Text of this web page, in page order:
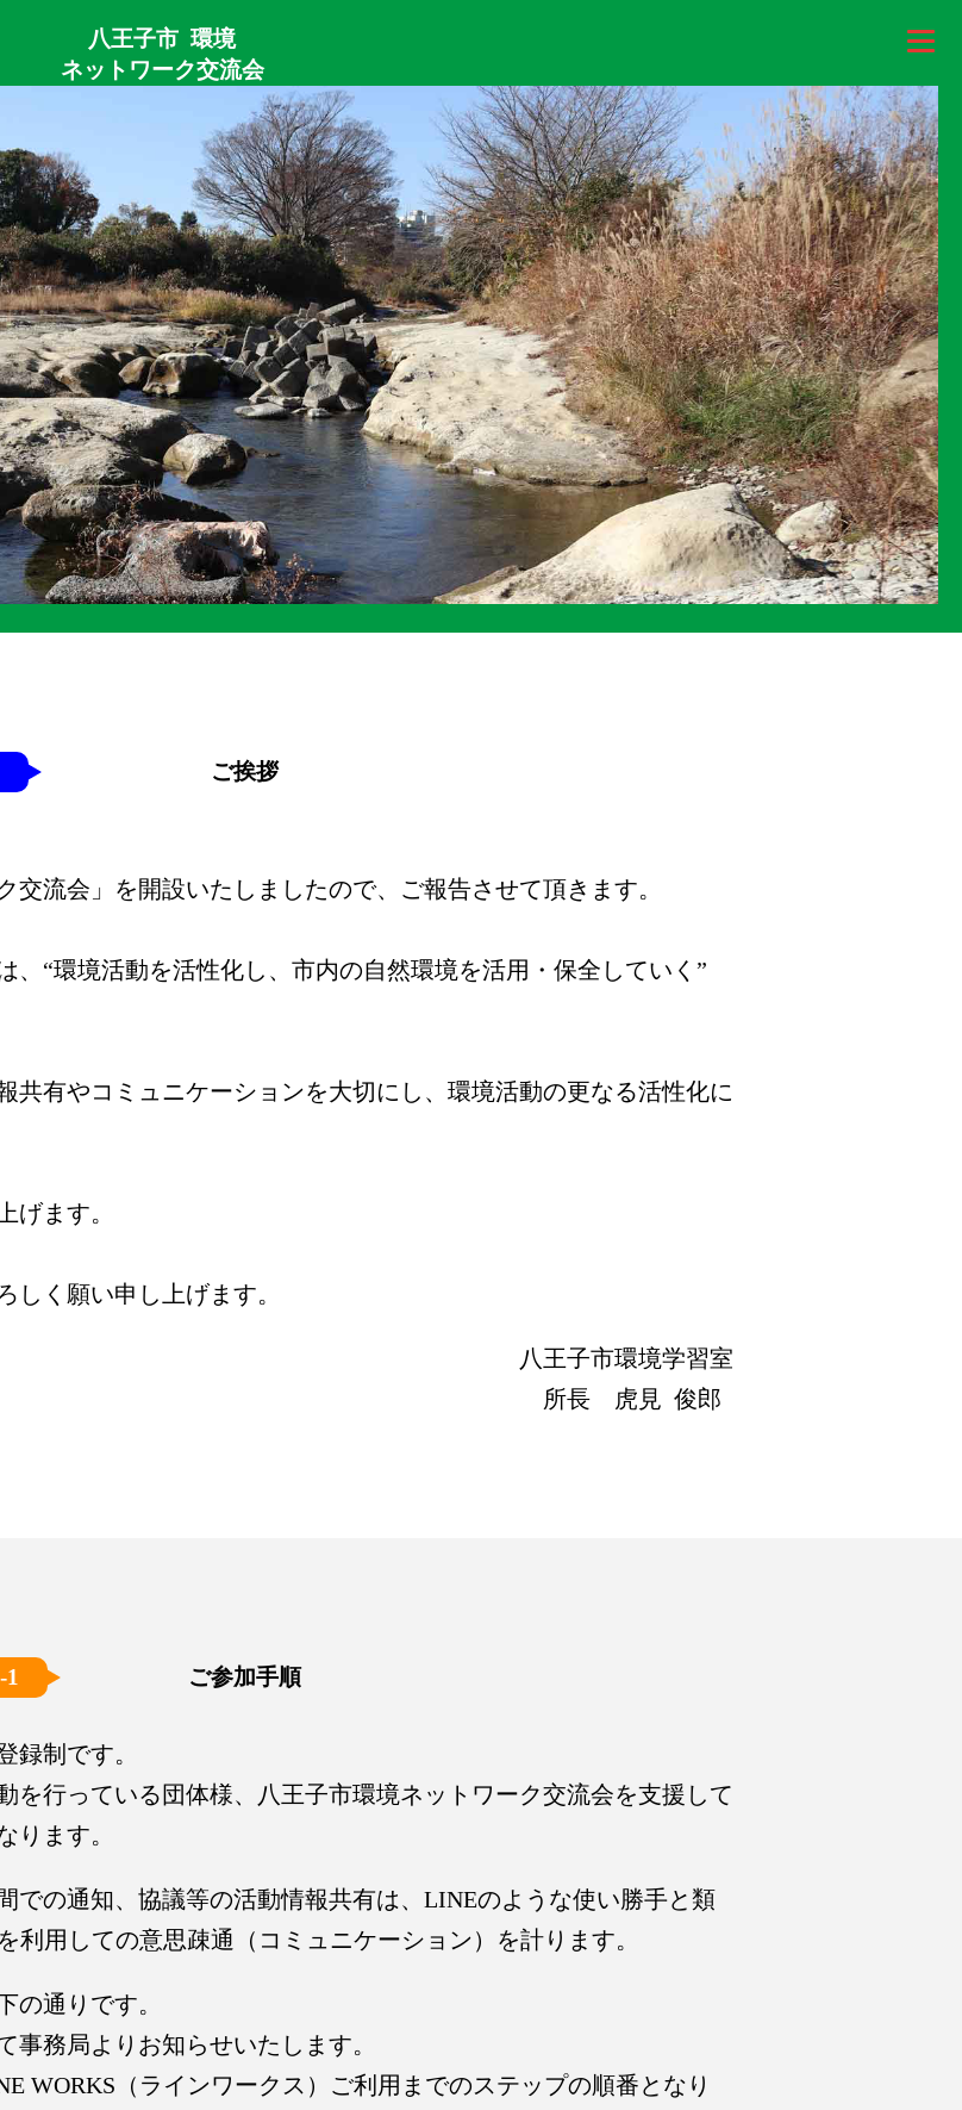
八王子市 環境
ネットワーク交流会
ご挨拶
交流会」を開設いたしましたので、ご報告させて頂きます。
、“環境活動を活性化し、市内の自然環境を活用・保全していく”
共有やコミュニケーションを大切にし、環境活動の更なる活性化に
げます。
しく願い申し上げます。
八王子市環境学習室
所長 虎見 俊郎
1 ご参加手順
録制です。
を行っている団体様、八王子市環境ネットワーク交流会を支援して
ります。
での通知、協議等の活動情報共有は、LINEのような使い勝手と類
利用しての意思疎通（コミュニケーション）を計ります。
の通りです。
務局よりお知らせいたします。
WORKS（ラインワークス）ご利用までのステップの順番となり